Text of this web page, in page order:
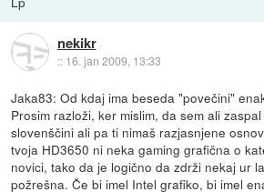
nekikr
:: 16. jan 2009, 13:33
Jaka83: Od kdaj ima beseda "povečini"
Prosim razloži, ker mislim, da sem ali
slovenščini ali pa ti nimaš razjasnjene
tvoja HD3650 ni neka gaming grafična o
novici, tako da je logično da zdrži nekaj ur
požrešna. Če bi imel Intel grafiko, bi imel